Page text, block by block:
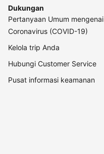
Dukungan
Pertanyaan Umum mengenai
Coronavirus (COVID-19)
Kelola trip Anda
Hubungi Customer Service
Pusat informasi keamanan